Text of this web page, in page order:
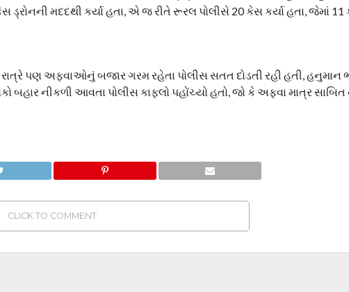
ડ્રોનની મદદથી કર્યા હતા, એ જ રીતે રૂરલ પોલીસે 20 કેસ કર્યા હતા, જેમાં
પણ અફવાઓનું બજાર ગરમ રહેતા પોલીસ સતત દોડતી રહી હતી, હનુમાન
બહાર નીકળી આવતા પોલીસ કાફલો પહોંચ્યો હતો, જો કે અફવા માત્ર
CLICK TO COMMENT